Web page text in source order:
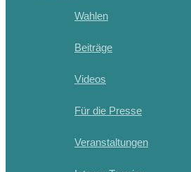
Wahlen
Beiträge
Videos
Für die Presse
Veranstaltungen